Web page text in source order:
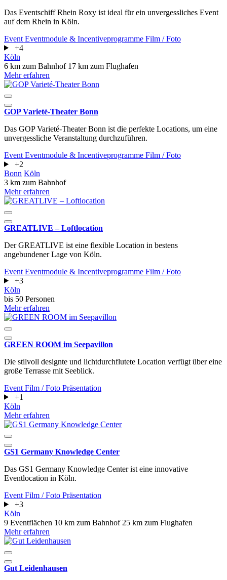
Das Eventschiff Rhein Roxy ist ideal für ein unvergessliches Event
auf dem Rhein in Köln.
Event Eventmodule & Incentiveprogramme Film / Foto
+4
Köln
6 km zum Bahnhof 17 km zum Flughafen
Mehr erfahren
GOP Varieté-Theater Bonn
Das GOP Varieté-Theater Bonn ist die perfekte Locations, um eine
unvergessliche Veranstaltung durchzuführen.
Event Eventmodule & Incentiveprogramme Film / Foto
+2
Bonn Köln
3 km zum Bahnhof
Mehr erfahren
GREATLIVE – Loftlocation
Der GREATLIVE ist eine flexible Location in bestens
angebundener Lage von Köln.
Event Eventmodule & Incentiveprogramme Film / Foto
+3
Köln
bis 50 Personen
Mehr erfahren
GREEN ROOM im Seepavillon
Die stilvoll designte und lichtdurchflutete Location verfügt über eine
große Terrasse mit Seeblick.
Event Film / Foto Präsentation
+1
Köln
Mehr erfahren
GS1 Germany Knowledge Center
Das GS1 Germany Knowledge Center ist eine innovative
Eventlocation in Köln.
Event Film / Foto Präsentation
+3
Köln
9 Eventflächen 10 km zum Bahnhof 25 km zum Flughafen
Mehr erfahren
Gut Leidenhausen